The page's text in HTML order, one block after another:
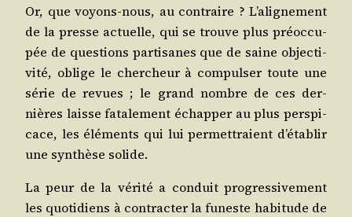
Or, que voyons-nous, au contraire ? L’a­li­gne­ment
de la presse actuelle, qui se trouve plus pré­oc­cu­
pée de ques­tions par­ti­sanes que de saine objec­ti­
vi­té, oblige le cher­cheur à com­pul­ser toute une
série de revues ; le grand nombre de ces der­
nières laisse fata­le­ment échap­per au plus pers­pi­
cace, les élé­ments qui lui per­met­traient d’é­ta­blir
une syn­thèse solide.
La peur de la véri­té a conduit pro­gres­si­ve­ment
les quo­ti­diens à contrac­ter la funeste habi­tude de